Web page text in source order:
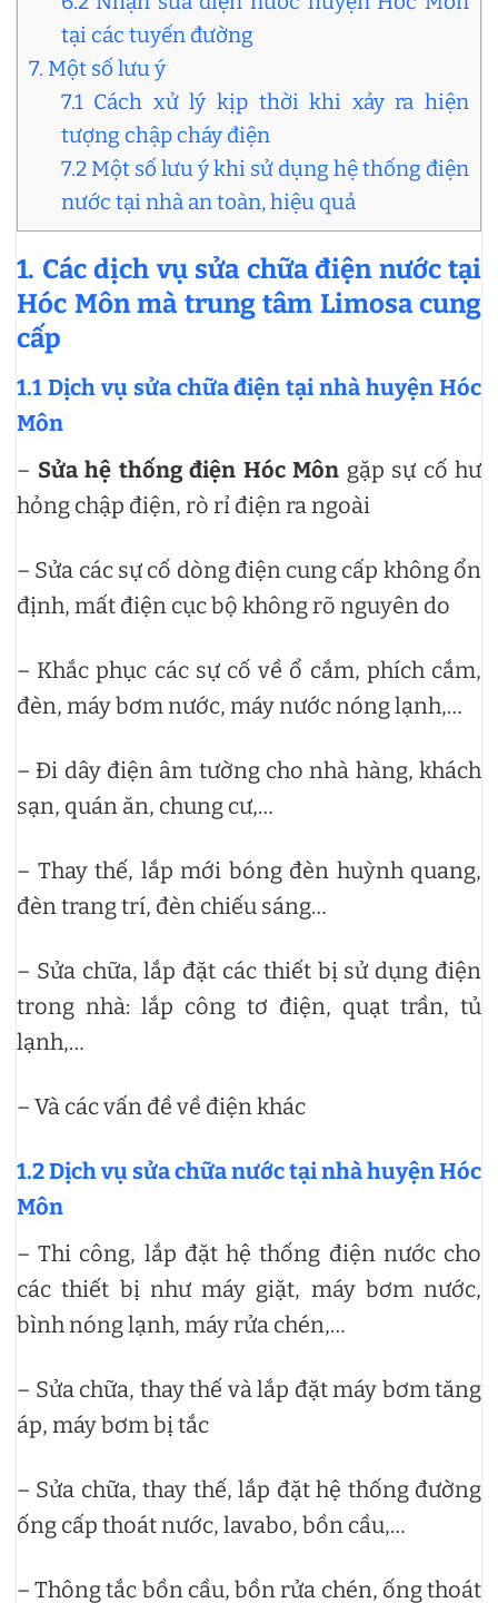
tại các tuyến đường
7. Một số lưu ý
7.1 Cách xử lý kịp thời khi xảy ra hiện
tượng chập cháy điện
7.2 Một số lưu ý khi sử dụng hệ thống điện
nước tại nhà an toàn, hiệu quả
1. Các dịch vụ sửa chữa điện nước tại
Hóc Môn mà trung tâm Limosa cung
cấp
1.1 Dịch vụ sửa chữa điện tại nhà huyện Hóc
Môn
– Sửa hệ thống điện Hóc Môn gặp sự cố hư
hỏng chập điện, rò rỉ điện ra ngoài
– Sửa các sự cố dòng điện cung cấp không ổn
định, mất điện cục bộ không rõ nguyên do
– Khắc phục các sự cố về ổ cắm, phích cắm,
đèn, máy bơm nước, máy nước nóng lạnh,…
– Đi dây điện âm tường cho nhà hàng, khách
sạn, quán ăn, chung cư,…
– Thay thế, lắp mới bóng đèn huỳnh quang,
đèn trang trí, đèn chiếu sáng…
– Sửa chữa, lắp đặt các thiết bị sử dụng điện
trong nhà: lắp công tơ điện, quạt trần, tủ
lạnh,…
– Và các vấn đề về điện khác
1.2 Dịch vụ sửa chữa nước tại nhà huyện Hóc
Môn
– Thi công, lắp đặt hệ thống điện nước cho
các thiết bị như máy giặt, máy bơm nước,
bình nóng lạnh, máy rửa chén,…
– Sửa chữa, thay thế và lắp đặt máy bơm tăng
áp, máy bơm bị tắc
– Sửa chữa, thay thế, lắp đặt hệ thống đường
ống cấp thoát nước, lavabo, bồn cầu,…
– Thông tắc bồn cầu, bồn rửa chén, ống thoát